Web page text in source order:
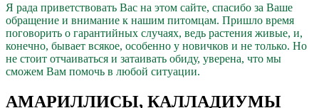
Я рада приветствовать Вас на этом сайте, спасибо за Ваше
обращение и внимание к нашим питомцам. Пришло время
поговорить о гарантийных случаях, ведь растения живые, и,
конечно, бывает всякое, особенно у новичков и не только. Но
не стоит отчаиваться и затаивать обиду, уверена, что мы
сможем Вам помочь в любой ситуации.
АМАРИЛЛИСЫ, КАЛЛАДИУМЫ